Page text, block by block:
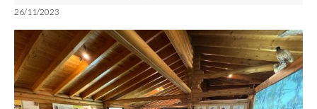
26/11/2023